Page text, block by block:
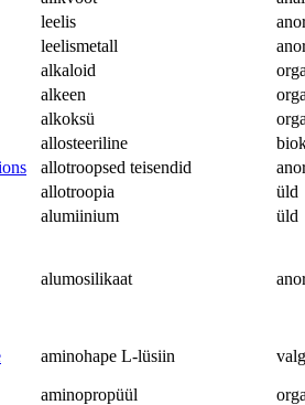
leelis
leelismetall
alkaloid
alkeen
alkoksü
allosteeriline
allotroopsed teisendid
allotroopia
üld
alumiinium üld
alumosilikaat
aminohape L-lüsiin
aminopropüül